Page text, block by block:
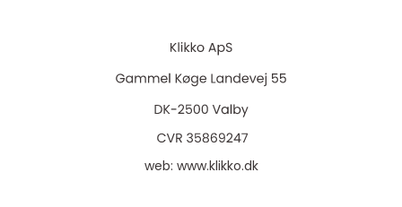
web: www.klikko.dk